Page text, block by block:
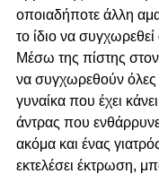
οποιαδήποτε άλλη
το ίδιο να
Μέσω της πίστης
να συγχωρεθούν όλες
γυναίκα που έχει
άντρας που
ακόμα και ένας
εκτελέσει έκτρωση,